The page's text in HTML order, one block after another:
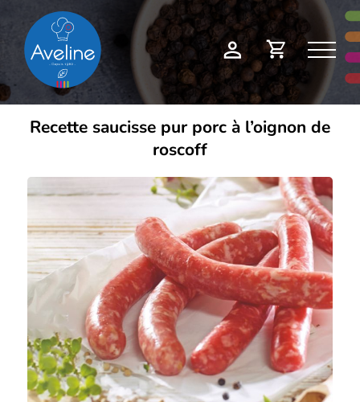
Mon
compte
Demande
de
devis
Recette saucisse pur porc à l’oignon de
roscoff
Panneau de gestion des cookies